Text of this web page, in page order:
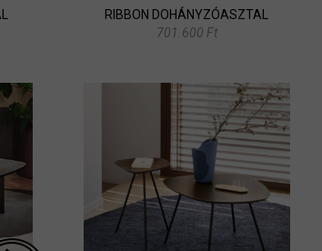
RIBBON DOHÁNYZÓASZTAL
701.600 Ft